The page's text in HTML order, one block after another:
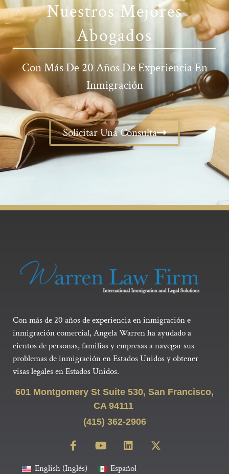
Nuestros Mejores
Abogados
Con Más De 20 Años De Experiencia En
Inmigración
Solicitar Una Consulta
Con más de 20 años de experiencia en inmigración e
inmigración comercial, Angela Warren ha ayudado a
cientos de personas, familias y empresas a navegar sus
problemas de inmigración en Estados Unidos y obtener
visas legales en Estados Unidos.
601 Montgomery St Suite 530, San Francisco,
CA 94111
(415) 362-2906
English(Inglés) Español